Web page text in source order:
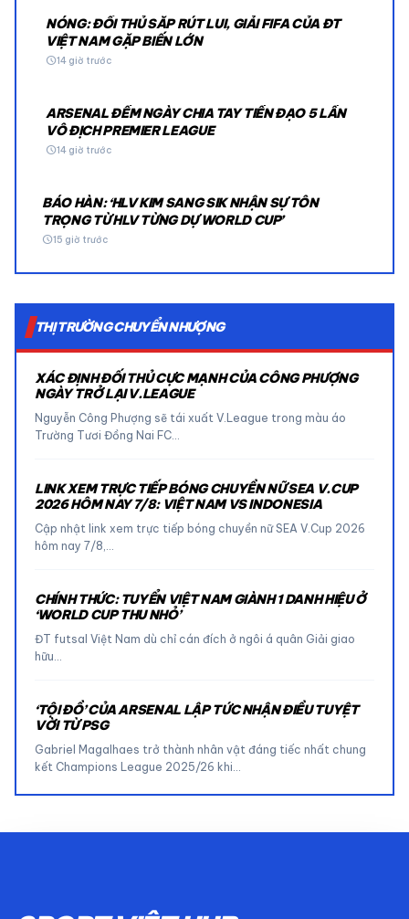
NÓNG: ĐỐI THỦ SẮP RÚT LUI, GIẢI FIFA CỦA ĐT
VIỆT NAM GẶP BIẾN LỚN
schedule14 giờ trước
ARSENAL ĐẾM NGÀY CHIA TAY TIỀN ĐẠO 5 LẦN
VÔ ĐỊCH PREMIER LEAGUE
schedule14 giờ trước
BÁO HÀN: ‘HLV KIM SANG SIK NHẬN SỰ TÔN
TRỌNG TỪ HLV TỪNG DỰ WORLD CUP’
schedule15 giờ trước
THỊ TRƯỜNG CHUYỂN NHƯỢNG
XÁC ĐỊNH ĐỐI THỦ CỰC MẠNH CỦA CÔNG PHƯỢNG
NGÀY TRỞ LẠI V.LEAGUE
Nguyễn Công Phượng sẽ tái xuất V.League trong màu áo
Trường Tươi Đồng Nai FC…
LINK XEM TRỰC TIẾP BÓNG CHUYỀN NỮ SEA V.CUP
2026 HÔM NAY 7/8: VIỆT NAM VS INDONESIA
Cập nhật link xem trực tiếp bóng chuyền nữ SEA V.Cup 2026
hôm nay 7/8,…
CHÍNH THỨC: TUYỂN VIỆT NAM GIÀNH 1 DANH HIỆU Ở
‘WORLD CUP THU NHỎ’
ĐT futsal Việt Nam dù chỉ cán đích ở ngôi á quân Giải giao
hữu…
‘TỘI ĐỒ’ CỦA ARSENAL LẬP TỨC NHẬN ĐIỀU TUYỆT
VỜI TỪ PSG
Gabriel Magalhaes trở thành nhân vật đáng tiếc nhất chung
kết Champions League 2025/26 khi…